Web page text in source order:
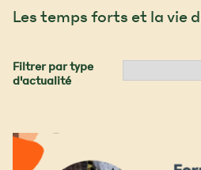
Les temps forts et la vie
Filtrer par type
d'actualité